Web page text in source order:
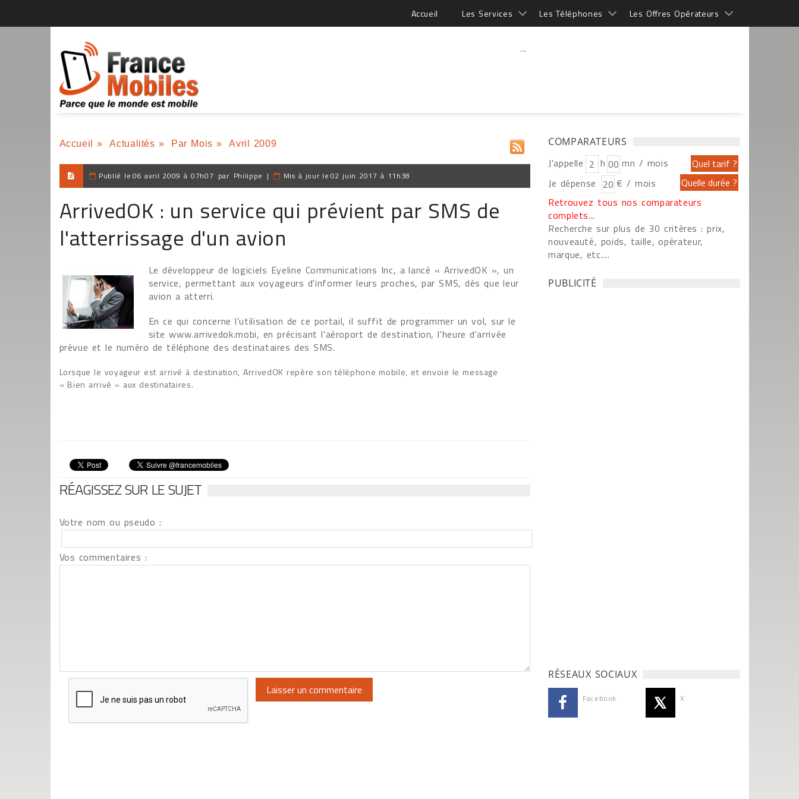
Accueil Les Services Les Téléphones Les Offres Opérateurs
...
Accueil » Actualités » Par Mois » Avril 2009
Publié le 06 avril 2009 à 07h07 par Philippe | Mis à jour le 02 juin 2017 à 11h38
ArrivedOK : un service qui prévient par SMS de
l'atterrissage d'un avion
Le développeur de logiciels Eyeline Communications Inc, a lancé « ArrivedOK », un
service, permettant aux voyageurs d'informer leurs proches, par SMS, dès que leur
avion a atterri.
En ce qui concerne l’utilisation de ce portail, il suffit de programmer un vol, sur le
site www.arrivedok.mobi, en précisant l'aéroport de destination, l'heure d'arrivée
prévue et le numéro de téléphone des destinataires des SMS.
Lorsque le voyageur est arrivé à destination, ArrivedOK repère son téléphone mobile, et envoie le message
« Bien arrivé » aux destinataires.
RÉAGISSEZ SUR LE SUJET
Votre nom ou pseudo :
Vos commentaires :
COMPARATEURS
J'appelle h
mn / mois
Je dépense
€ / mois
Retrouvez tous nos comparateurs
complets...
Recherche sur plus de 30 critères : prix,
nouveauté, poids, taille, opérateur,
marque, etc....
PUBLICITÉ
RÉSEAUX SOCIAUX
Facebook X